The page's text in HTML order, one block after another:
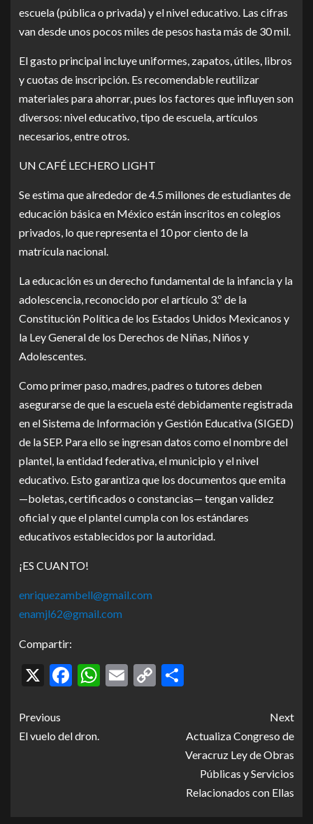
escuela (pública o privada) y el nivel educativo. Las cifras
van desde unos pocos miles de pesos hasta más de 30 mil.
El gasto principal incluye uniformes, zapatos, útiles, libros
y cuotas de inscripción. Es recomendable reutilizar
materiales para ahorrar, pues los factores que influyen son
diversos: nivel educativo, tipo de escuela, artículos
necesarios, entre otros.
UN CAFÉ LECHERO LIGHT
Se estima que alrededor de 4.5 millones de estudiantes de
educación básica en México están inscritos en colegios
privados, lo que representa el 10 por ciento de la
matrícula nacional.
La educación es un derecho fundamental de la infancia y la
adolescencia, reconocido por el artículo 3.º de la
Constitución Política de los Estados Unidos Mexicanos y
la Ley General de los Derechos de Niñas, Niños y
Adolescentes.
Como primer paso, madres, padres o tutores deben
asegurarse de que la escuela esté debidamente registrada
en el Sistema de Información y Gestión Educativa (SIGED)
de la SEP. Para ello se ingresan datos como el nombre del
plantel, la entidad federativa, el municipio y el nivel
educativo. Esto garantiza que los documentos que emita
—boletas, certificados o constancias— tengan validez
oficial y que el plantel cumpla con los estándares
educativos establecidos por la autoridad.
¡ES CUANTO!
enriquezambell@gmail.com
enamjl62@gmail.com
Compartir:
X Facebook
WhatsApp
Email
Copy
Previous
El vuelo del dron.
Next
Actualiza Congreso de
Veracruz Ley de Obras
Públicas y Servicios
Relacionados con Ellas